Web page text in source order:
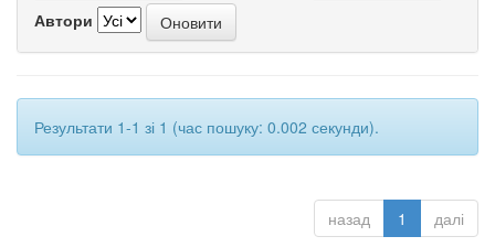
Автори
Результати 1-1 зі 1 (час пошуку: 0.002 секунди).
назад 1 далі